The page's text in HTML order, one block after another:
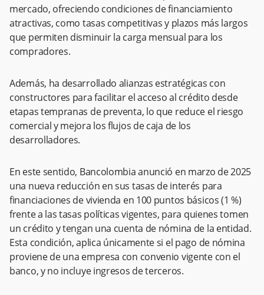
mercado, ofreciendo condiciones de financiamiento
atractivas, como tasas competitivas y plazos más largos
que permiten disminuir la carga mensual para los
compradores.
Además, ha desarrollado alianzas estratégicas con
constructores para facilitar el acceso al crédito desde
etapas tempranas de preventa, lo que reduce el riesgo
comercial y mejora los flujos de caja de los
desarrolladores.
En este sentido, Bancolombia anunció en marzo de 2025
una nueva reducción en sus tasas de interés para
financiaciones de vivienda en 100 puntos básicos (1 %)
frente a las tasas políticas vigentes, para quienes tomen
un crédito y tengan una cuenta de nómina de la entidad.
Esta condición, aplica únicamente si el pago de nómina
proviene de una empresa con convenio vigente con el
banco, y no incluye ingresos de terceros.